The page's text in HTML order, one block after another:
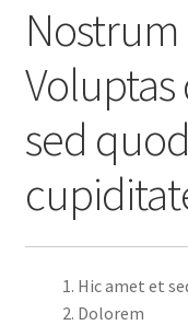
sed
Hic amet et
Dolorem